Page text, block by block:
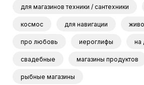
для магазинов техники / сантехники
космос для навигации
про любовь иероглифы на
свадебные магазины продуктов
рыбные магазины